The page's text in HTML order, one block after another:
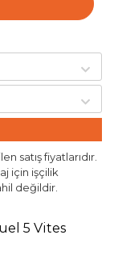
satış fiyatlarıdır.
için işçilik
değildir.
5 Vites